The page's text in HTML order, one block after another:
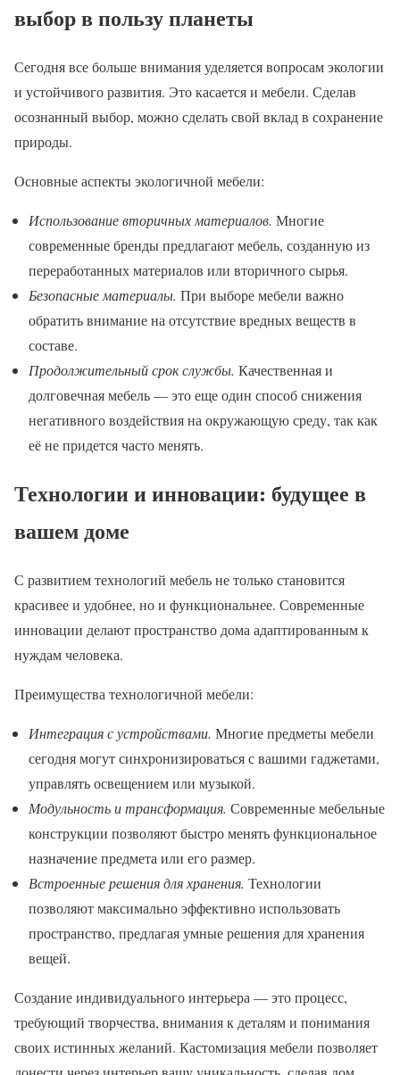
выбор в пользу планеты
Сегодня все больше внимания уделяется вопросам экологии
и устойчивого развития. Это касается и мебели. Сделав
осознанный выбор, можно сделать свой вклад в сохранение
природы.
Основные аспекты экологичной мебели:
Использование вторичных материалов. Многие
современные бренды предлагают мебель, созданную из
переработанных материалов или вторичного сырья.
Безопасные материалы. При выборе мебели важно
обратить внимание на отсутствие вредных веществ в
составе.
Продолжительный срок службы. Качественная и
долговечная мебель — это еще один способ снижения
негативного воздействия на окружающую среду, так как
её не придется часто менять.
Технологии и инновации: будущее в
вашем доме
С развитием технологий мебель не только становится
красивее и удобнее, но и функциональнее. Современные
инновации делают пространство дома адаптированным к
нуждам человека.
Преимущества технологичной мебели:
Интеграция с устройствами. Многие предметы мебели
сегодня могут синхронизироваться с вашими гаджетами,
управлять освещением или музыкой.
Модульность и трансформация. Современные мебельные
конструкции позволяют быстро менять функциональное
назначение предмета или его размер.
Встроенные решения для хранения. Технологии
позволяют максимально эффективно использовать
пространство, предлагая умные решения для хранения
вещей.
Создание индивидуального интерьера — это процесс,
требующий творчества, внимания к деталям и понимания
своих истинных желаний. Кастомизация мебели позволяет